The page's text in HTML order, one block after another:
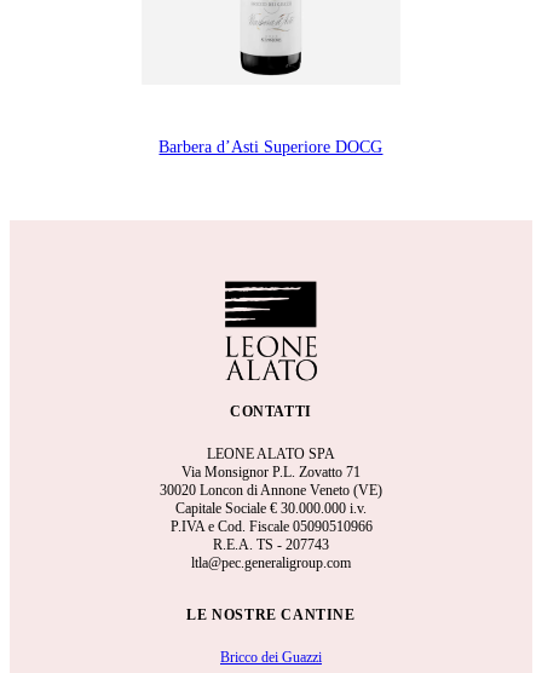
Barbera d’Asti Superiore DOCG
CONTATTI
LEONE ALATO SPA
Via Monsignor P.L. Zovatto 71
30020 Loncon di Annone Veneto (VE)
Capitale Sociale € 30.000.000 i.v.
P.IVA e Cod. Fiscale 05090510966
R.E.A. TS - 207743
ltla@pec.generaligroup.com
LE NOSTRE CANTINE
Bricco dei Guazzi